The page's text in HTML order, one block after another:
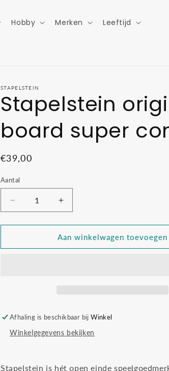
Hobby Merken Leeftijd
STAPELSTEIN
Stapelstein
board super
Normale
€39,00
Aantal
Aantal
verlagen
voor
original
Aantal
verhogen
voor
Stapelstein
original
Aan winkelwagen toevoegen
Afhaling is beschikbaar bijWinkel
Winkelgegevens bekijken
Stapelstein is hét open einde